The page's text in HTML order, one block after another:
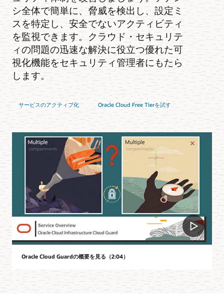
シ全体で簡単に、脅威を検出し、設定ミ
スを特定し、安全でないアクティビティ
を監視できます。クラウド・セキュリテ
ィの問題の迅速な解決に役立つ優れた可
視化機能をセキュリティ管理者にもたら
します。
サービスのアクティブ化 Oracle Cloud Free Tierを試す
Oracle Cloud Guardの概要を見る（2:04）